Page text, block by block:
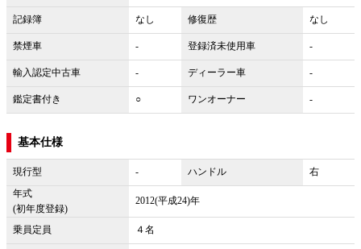
記録簿 なし 修復歴 なし
禁煙車 - 登録済未使用車 -
輸入認定中古車 - ディーラー車 -
鑑定書付き ○ ワンオーナー -
基本仕様
現行型 - ハンドル
右
年式
(初年度登録)
2012(平成24)年
乗員定員 ４名